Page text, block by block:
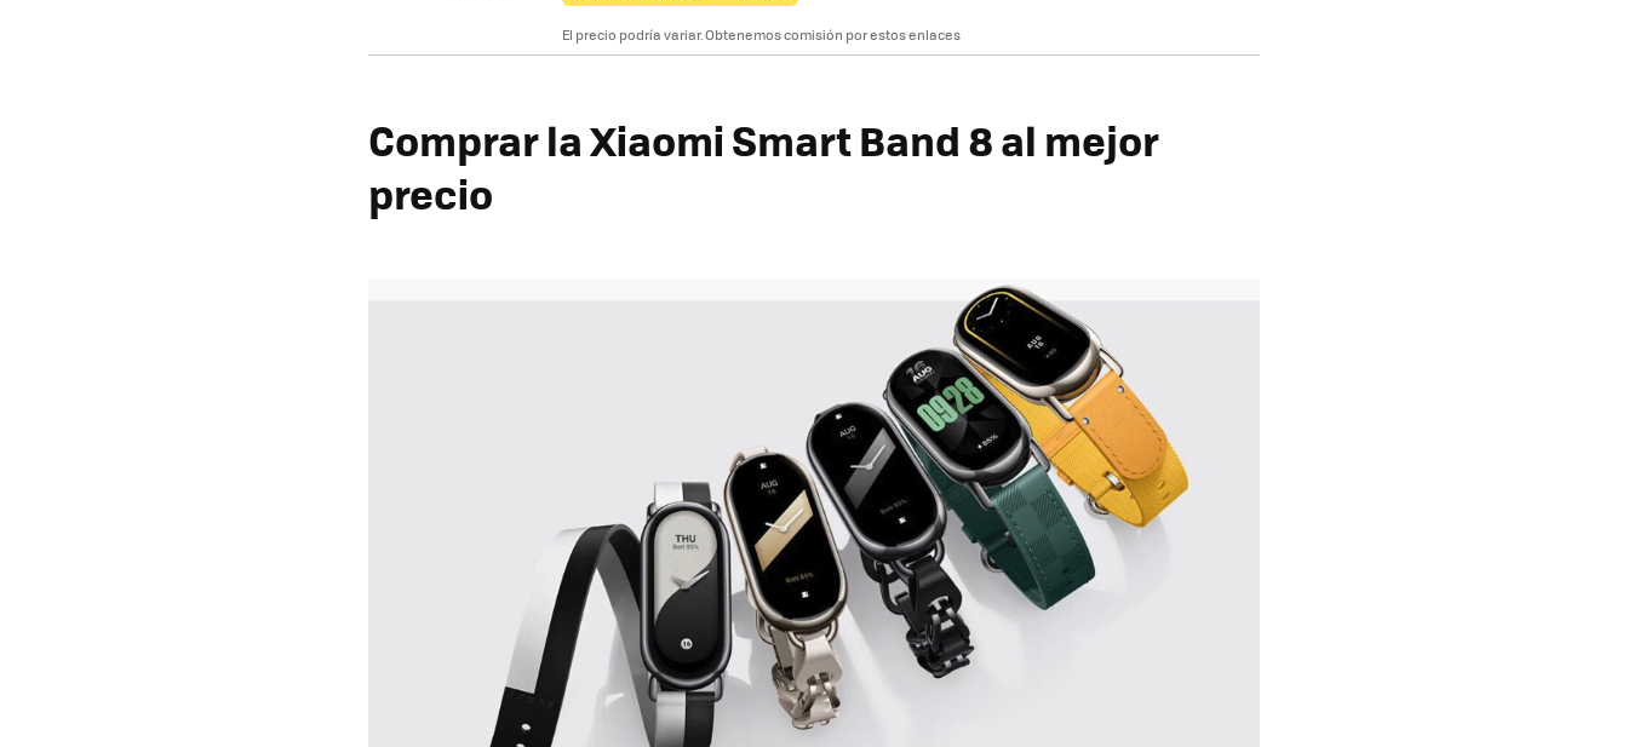
El precio podría variar. Obtenemos comisión por estos enlaces
Comprar la Xiaomi Smart Band 8 al mejor
precio